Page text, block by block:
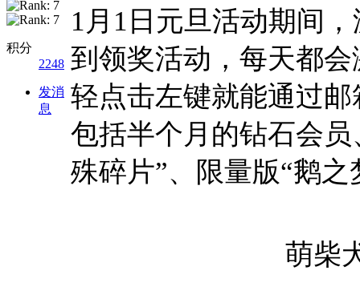
积分
2248
发消
息
1月1日元旦活动期间
到领奖活动，每天都
轻点击左键就能通过
包括半个月的钻石会
殊碎片”、限量版“鹅
萌柴